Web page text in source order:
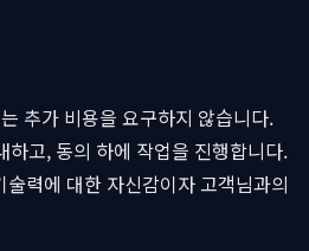
추가 비용을 요구하지 않습니다.
하고, 동의 하에 작업을 진행합니다.
력에 대한 자신감이자 고객님과의